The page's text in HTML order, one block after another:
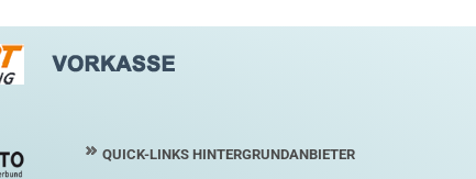
QUICK-LINKS HINTERGRUNDANBIETER